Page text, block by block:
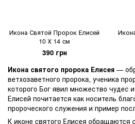
Икона Святой Пророк Елисей
10 Х 14 см
390 грн
Икона святого пророка Елисея —
ветхозаветного пророка, ученика
которого Бог явил множество чудес
Елисей почитается как носитель
пророческого служения и пример
К иконе святого Елисея обращаются